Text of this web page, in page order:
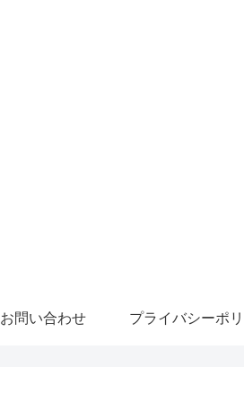
お問い合わせ プライバシーポ